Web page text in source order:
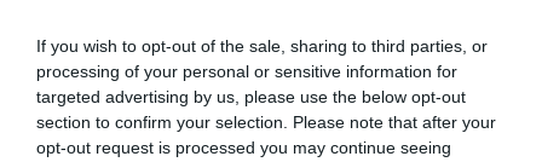
If you wish to opt-out of the sale, sharing to third parties, or
processing of your personal or sensitive information for
targeted advertising by us, please use the below opt-out
section to confirm your selection. Please note that after your
opt-out request is processed you may continue seeing